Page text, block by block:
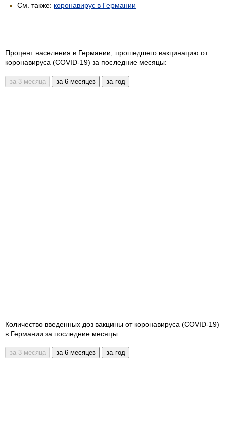
См. также: коронавирус в Германии
Процент населения в Германии, прошедшего вакцинацию от
коронавируса (COVID-19) за последние месяцы:
Количество введенных доз вакцины от коронавируса (COVID-19)
в Германии за последние месяцы: